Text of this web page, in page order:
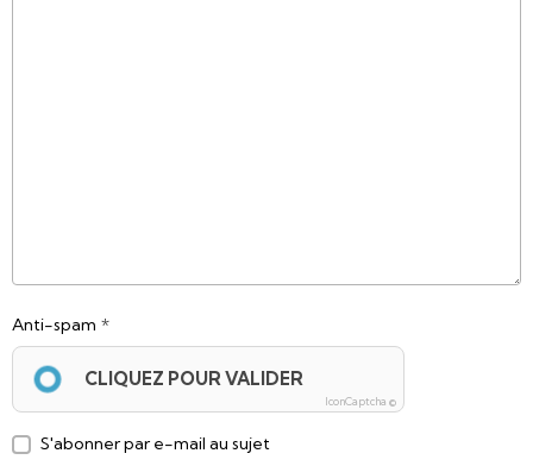
Anti-spam
CLIQUEZ POUR VALIDER
IconCaptcha ©
S'abonner par e-mail au sujet